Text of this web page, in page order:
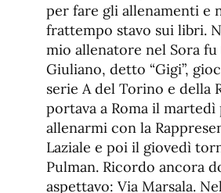
per fare gli allenamenti e
frattempo stavo sui libri.
mio allenatore nel Sora fu
Giuliano, detto “Gigi”,
serie A del Torino e della
portava a Roma il martedì
allenarmi con la
Laziale e poi il giovedì
Pulman. Ricordo ancora
aspettavo: Via Marsala.